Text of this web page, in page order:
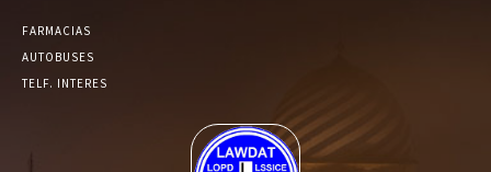
FARMACIAS
AUTOBUSES
TELF. INTERES